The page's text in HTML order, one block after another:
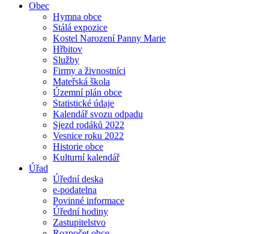
Obec
Hymna obce
Stálá expozice
Kostel Narození Panny Marie
Hřbitov
Služby
Firmy a živnostníci
Mateřská škola
Územní plán obce
Statistické údaje
Kalendář svozu odpadu
Sjezd rodáků 2022
Vesnice roku 2022
Historie obce
Kulturní kalendář
Úřad
Úřední deska
e-podatelna
Povinné informace
Úřední hodiny
Zastupitelstvo